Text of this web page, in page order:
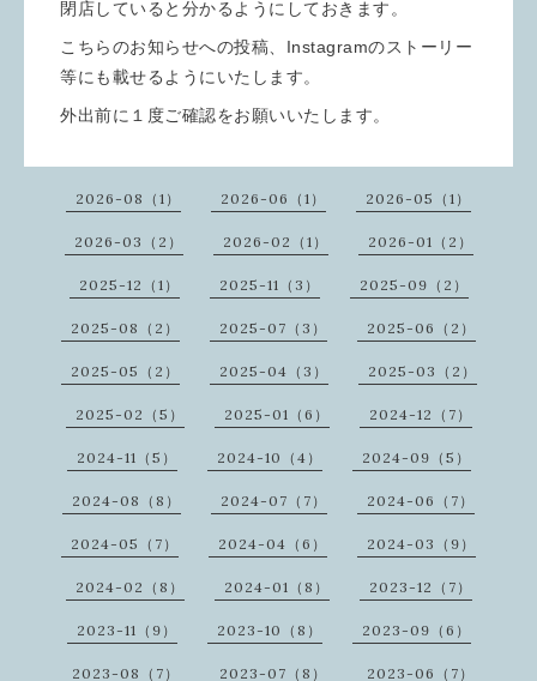
閉店していると分かるようにしておきます。
こちらのお知らせへの投稿、Instagramのストーリー
等にも載せるようにいたします。
外出前に１度ご確認をお願いいたします。
2026-08（1） 2026-06（1） 2026-05（1）
2026-03（2） 2026-02（1） 2026-01（2）
2025-12（1） 2025-11（3） 2025-09（2）
2025-08（2） 2025-07（3） 2025-06（2）
2025-05（2） 2025-04（3） 2025-03（2）
2025-02（5） 2025-01（6） 2024-12（7）
2024-11（5） 2024-10（4） 2024-09（5）
2024-08（8） 2024-07（7） 2024-06（7）
2024-05（7） 2024-04（6） 2024-03（9）
2024-02（8） 2024-01（8） 2023-12（7）
2023-11（9） 2023-10（8） 2023-09（6）
2023-08（7） 2023-07（8） 2023-06（7）